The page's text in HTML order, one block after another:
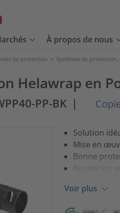
À propos de nous
de protection > Systèmes de
Helawrap en
PP-BK |
Solution
Mise en
Bonne
Ajouter ou
Voir plus